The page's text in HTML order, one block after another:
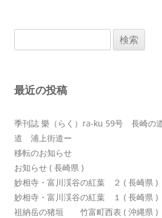
ョ
索:
最近の投稿
季刊誌 樂（らく）ra-ku 59号 長崎の
道 浦上街道ー
移転のお知らせ
お知らせ ( 長崎県 )
妙相寺・富川渓谷の紅葉 ２ ( 長崎県 )
妙相寺・富川渓谷の紅葉 １ ( 長崎県 )
祖納岳の猪垣 竹富町西表 ( 沖縄県 )